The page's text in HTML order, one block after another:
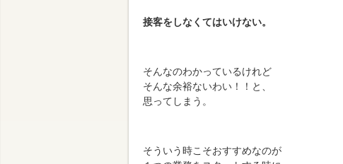
接客をしなくてはいけない。
そんなのわかっているけれど
そんな余裕ないわい！！と、
思ってしまう。
そういう時こそおすすめなのが